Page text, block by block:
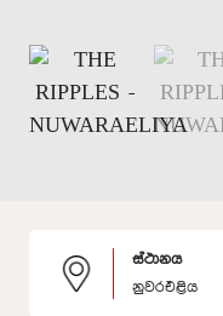
ස්ථානය
නුවරඑළිය